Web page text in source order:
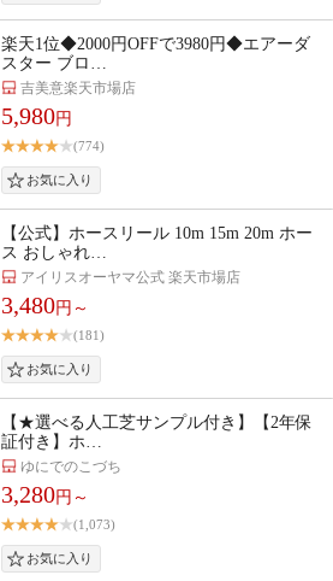
楽天1位◆2000円OFFで3980円◆エアーダ
スター ブロ…
吉美意楽天市場店
5,980円
(774)
【公式】ホースリール 10m 15m 20m ホー
ス おしゃれ…
アイリスオーヤマ公式 楽天市場店
3,480円～
(181)
【★選べる人工芝サンプル付き】【2年保
証付き】ホ…
ゆにでのこづち
3,280円～
(1,073)